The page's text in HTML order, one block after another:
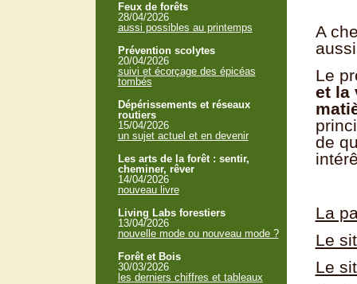
A
Le
et la
de
La
Le
Le
Feux de forêts
28/04/2026
aussi possibles au printemps
Prévention scolytes
20/04/2026
suivi et écorçage des épicéas
tombés
Dépérissements et réseaux
routiers
15/04/2026
un sujet actuel et en devenir
Les arts de la forêt : sentir,
cheminer, rêver
14/04/2026
nouveau livre
Living Labs forestiers
13/04/2026
nouvelle mode ou nouveau mode ?
Forêt et Bois
30/03/2026
les derniers chiffres et tableaux